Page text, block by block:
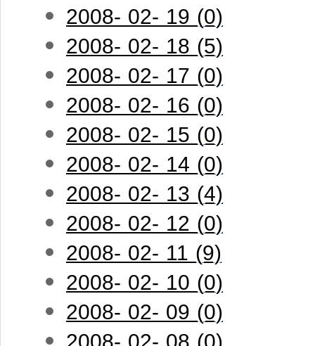
2008- 02- 19 (0)
2008- 02- 18 (5)
2008- 02- 17 (0)
2008- 02- 16 (0)
2008- 02- 15 (0)
2008- 02- 14 (0)
2008- 02- 13 (4)
2008- 02- 12 (0)
2008- 02- 11 (9)
2008- 02- 10 (0)
2008- 02- 09 (0)